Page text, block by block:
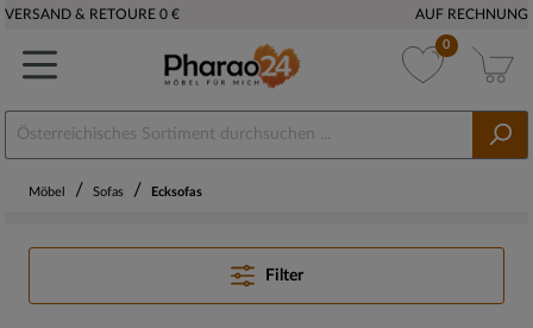
VERSAND & RETOURE 0 € AUF RECHNUNG
0
Möbel / Sofas / Ecksofas
Filter